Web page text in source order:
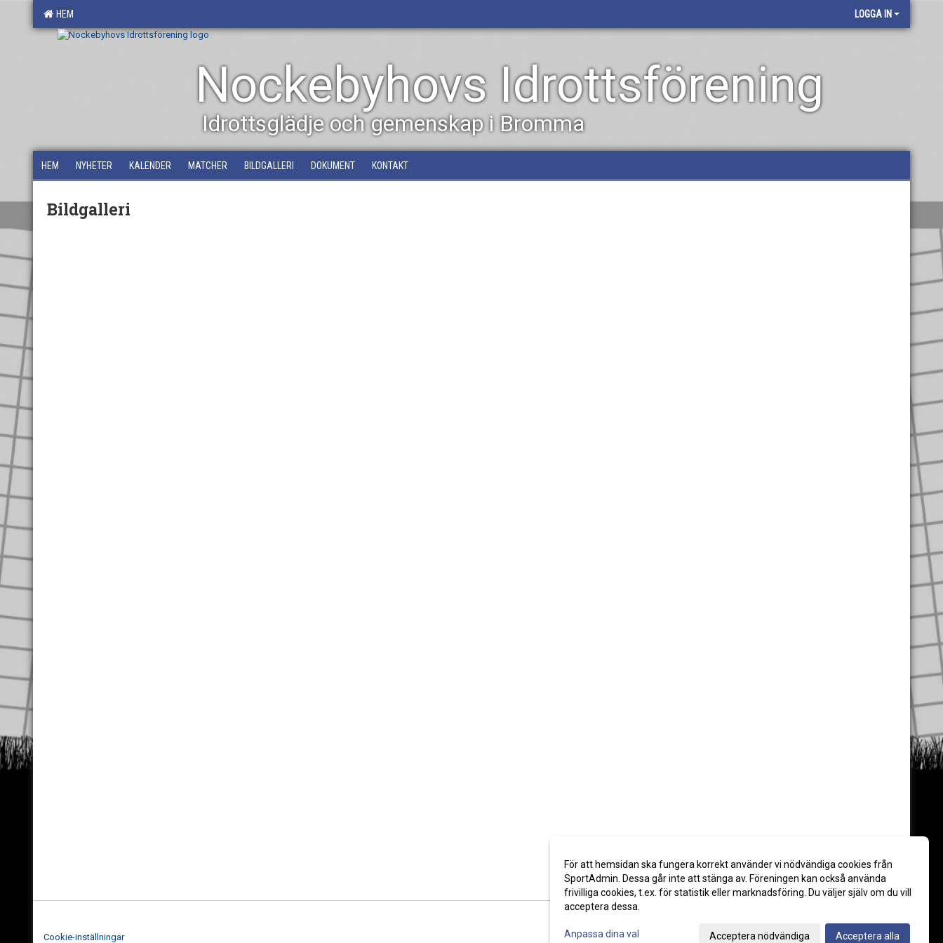
HEM LOGGA IN
Nockebyhovs Idrottsförening
Idrottsglädje och gemenskap i Bromma
HEM NYHETER KALENDER MATCHER BILDGALLERI DOKUMENT KONTAKT
Bildgalleri
Cookie-inställningar
För att hemsidan ska fungera korrekt använder vi nödvändiga cookies från
SportAdmin. Dessa går inte att stänga av. Föreningen kan också använda
frivilliga cookies, t.ex. för statistik eller marknadsföring. Du väljer själv om du vill
acceptera dessa.
Anpassa dina val Acceptera nödvändiga Acceptera alla